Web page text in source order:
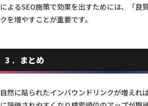
によるSEO施策で効果を出すためには、「良
クを増やすことが重要です。
3 まとめ
自然に貼られたインバウンドリンクが増えれ